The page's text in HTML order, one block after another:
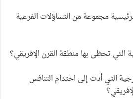
مجموعة من التساؤلات الفرعية
التي تحظى بها منطقة القرن الإفريقي؟
التي أدت إلى احتدام التنافس